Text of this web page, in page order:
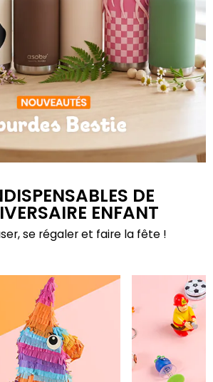
DE
ENFANT
se régaler et faire la fête !